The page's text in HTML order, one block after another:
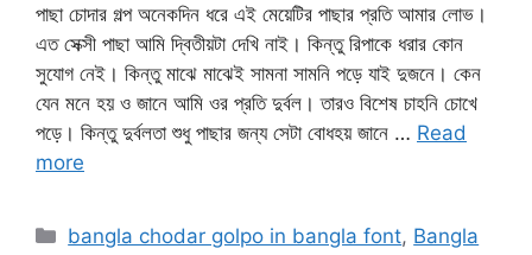
পাছা চোদার গল্প অনেকদিন ধরে এই মেয়েটির পাছার প্রতি আমার লোভ।
এত সেক্সী পাছা আমি দ্বিতীয়টা দেখি নাই। কিন্তু রিপাকে ধরার কোন
সুযোগ নেই। কিন্তু মাঝে মাঝেই সামনা সামনি পড়ে যাই দুজনে। কেন
যেন মনে হয় ও জানে আমি ওর প্রতি দুর্বল। তারও বিশেষ চাহনি চোখে
পড়ে। কিন্তু দুর্বলতা শুধু পাছার জন্য সেটা বোধহয় জানে … Read
more
Categories
bangla chodar golpo in bangla font, Bangla